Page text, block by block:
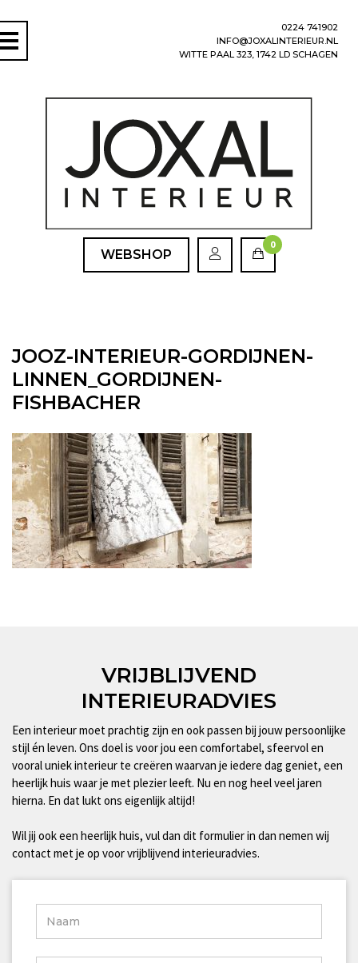
0224 741902
INFO@JOXALINTERIEUR.NL
WITTE PAAL 323, 1742 LD SCHAGEN
WEBSHOP
0
JOOZ-INTERIEUR-GORDIJNEN-
LINNEN_GORDIJNEN-
FISHBACHER
VRIJBLIJVEND
INTERIEURADVIES
Een interieur moet prachtig zijn en ook passen bij jouw persoonlijke
stijl én leven. Ons doel is voor jou een comfortabel, sfeervol en
vooral uniek interieur te creëren waarvan je iedere dag geniet, een
heerlijk huis waar je met plezier leeft. Nu en nog heel veel jaren
hierna. En dat lukt ons eigenlijk altijd!
Wil jij ook een heerlijk huis, vul dan dit formulier in dan nemen wij
contact met je op voor vrijblijvend interieuradvies.